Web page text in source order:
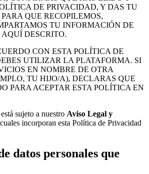
DE PRIVACIDAD, Y DAS TU
QUE RECOPILEMOS,
TU INFORMACIÓN DE
DESCRITO.
CON ESTA POLÍTICA DE
UTILIZAR LA PLATAFORMA. SI
EN NOMBRE DE OTRA
TU HIJO/A), DECLARAS QUE
PARA ACEPTAR ESTA POLÍTICA EN
sujeto a nuestro Aviso Legal y
incorporan esta Política de Privacidad
datos personales que